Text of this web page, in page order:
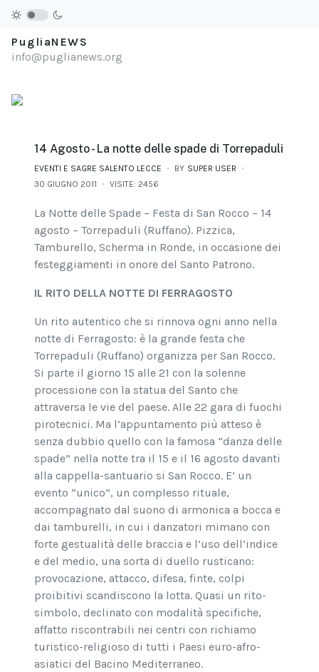
PugliaNEWS
info@puglianews.org
14 Agosto - La notte delle spade di Torrepaduli
EVENTI E SAGRE SALENTO LECCE BY SUPER USER
30 GIUGNO 2011
VISITE: 2456
La Notte delle Spade – Festa di San Rocco – 14
agosto – Torrepaduli (Ruffano). Pizzica,
Tamburello, Scherma in Ronde, in occasione dei
festeggiamenti in onore del Santo Patrono.
IL RITO DELLA NOTTE DI FERRAGOSTO
Un rito autentico che si rinnova ogni anno nella
notte di Ferragosto: è la grande festa che
Torrepaduli (Ruffano) organizza per San Rocco.
Si parte il giorno 15 alle 21 con la solenne
processione con la statua del Santo che
attraversa le vie del paese. Alle 22 gara di fuochi
pirotecnici. Ma l’appuntamento più atteso è
senza dubbio quello con la famosa “danza delle
spade” nella notte tra il 15 e il 16 agosto davanti
alla cappella-santuario si San Rocco. E’ un
evento “unico”, un complesso rituale,
accompagnato dal suono di armonica a bocca e
dai tamburelli, in cui i danzatori mimano con
forte gestualità delle braccia e l’uso dell’indice
e del medio, una sorta di duello rusticano:
provocazione, attacco, difesa, finte, colpi
proibitivi scandiscono la lotta. Quasi un rito-
simbolo, declinato con modalità specifiche,
affatto riscontrabili nei centri con richiamo
turistico-religioso di tutti i Paesi euro-afro-
asiatici del Bacino Mediterraneo.